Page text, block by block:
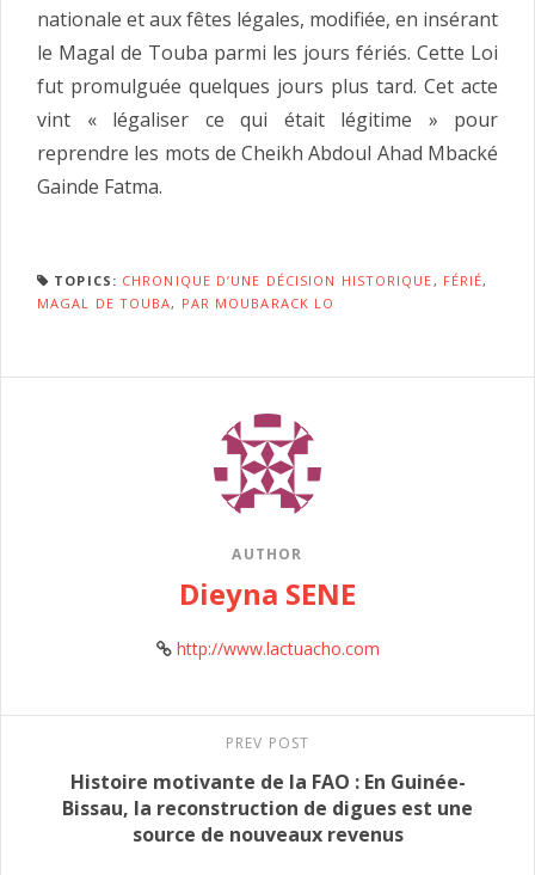
nationale et aux fêtes légales, modifiée, en insérant
le Magal de Touba parmi les jours fériés. Cette Loi
fut promulguée quelques jours plus tard. Cet acte
vint « légaliser ce qui était légitime » pour
reprendre les mots de Cheikh Abdoul Ahad Mbacké
Gainde Fatma.
TOPICS: CHRONIQUE D’UNE DÉCISION HISTORIQUE, FÉRIÉ,
MAGAL DE TOUBA, PAR MOUBARACK LO
AUTHOR
Dieyna SENE
http://www.lactuacho.com
PREV POST
Histoire motivante de la FAO : En Guinée-
Bissau, la reconstruction de digues est une
source de nouveaux revenus